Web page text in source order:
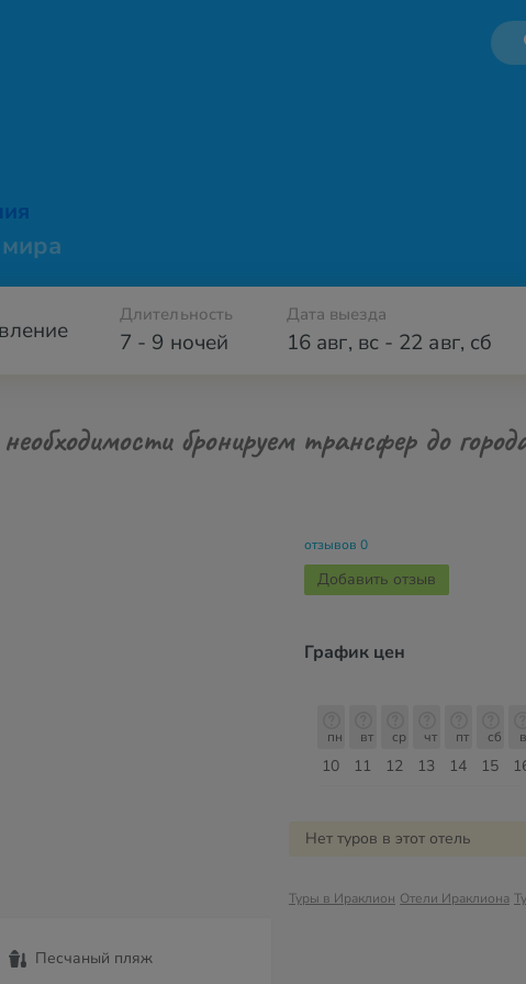
7 - 9 ночей
Длительность Дата выезда
16 авг, вс- 22 авг, сб
бронируем трансфер до
Песчаный пляж
отзывов 0
Добавить отзыв
График цен
10
пн
11
вт
12
ср
13
чт
14
пт
15
сб
Нет туров в этот отель
Туры в Ираклион Отели Ираклиона